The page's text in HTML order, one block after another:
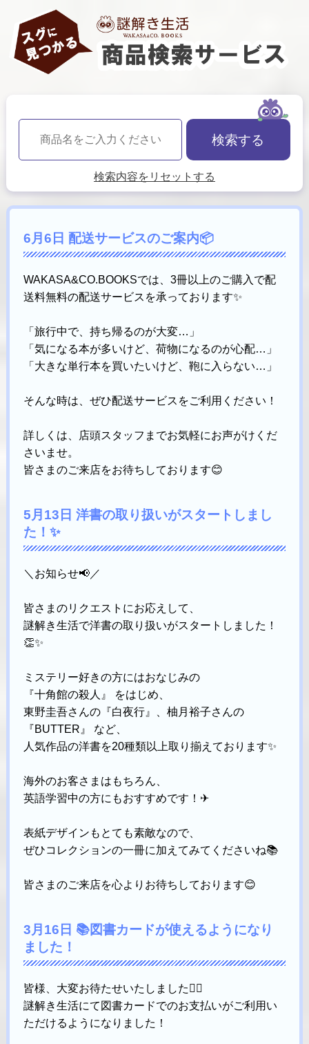
検索する
検索内容をリセットする
6月6日 配送サービスのご案内📦
WAKASA&CO.BOOKSでは、3冊以上のご購入で配
送料無料の配送サービスを承っております✨
「旅行中で、持ち帰るのが大変…」
「気になる本が多いけど、荷物になるのが心配…」
「大きな単行本を買いたいけど、鞄に入らない…」
そんな時は、ぜひ配送サービスをご利用ください！
詳しくは、店頭スタッフまでお気軽にお声がけくだ
さいませ。
皆さまのご来店をお待ちしております😊
5月13日 洋書の取り扱いがスタートしまし
た！✨
＼お知らせ📢／
皆さまのリクエストにお応えして、
謎解き生活で洋書の取り扱いがスタートしました！
👏✨
ミステリー好きの方にはおなじみの
『十角館の殺人』 をはじめ、
東野圭吾さんの『白夜行』、柚月裕子さんの
『BUTTER』 など、
人気作品の洋書を20種類以上取り揃えております✨
海外のお客さまはもちろん、
英語学習中の方にもおすすめです！✈
表紙デザインもとても素敵なので、
ぜひコレクションの一冊に加えてみてくださいね📚
皆さまのご来店を心よりお待ちしております😊
3月16日 📚図書カードが使えるようになり
ました！
皆様、大変お待たせいたしました🙇‍♀️
謎解き生活にて図書カードでのお支払いがご利用い
ただけるようになりました！